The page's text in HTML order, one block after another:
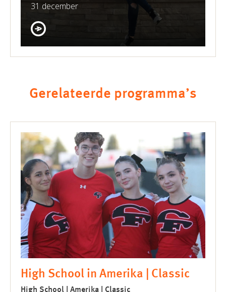
31 december
Gerelateerde programma’s
High School in Amerika | Classic
High School | Amerika | Classic